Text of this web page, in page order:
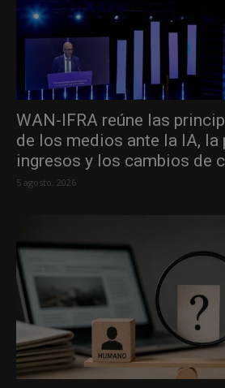
WAN-IFRA reúne las
de los medios ante la IA, la
ingresos y los cambios de
5 agosto, 2026